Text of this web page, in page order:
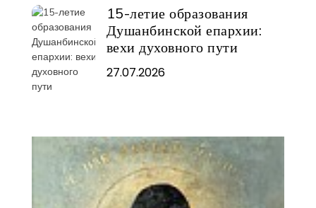
15-летие образования
Душанбинской епархии:
вехи духовного пути
27.07.2026